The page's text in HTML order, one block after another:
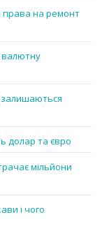
на ремонт
валютну
залишаються
долар та євро
мільйони
і чого